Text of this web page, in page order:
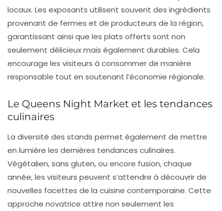
locaux. Les exposants utilisent souvent des ingrédients
provenant de fermes et de producteurs de la région,
garantissant ainsi que les plats offerts sont non
seulement délicieux mais également durables. Cela
encourage les visiteurs à consommer de manière
responsable tout en soutenant l’économie régionale.
Le Queens Night Market et les tendances
culinaires
La diversité des stands permet également de mettre
en lumière les dernières tendances culinaires.
Végétalien, sans gluten, ou encore fusion, chaque
année, les visiteurs peuvent s’attendre à découvrir de
nouvelles facettes de la cuisine contemporaine. Cette
approche novatrice attire non seulement les